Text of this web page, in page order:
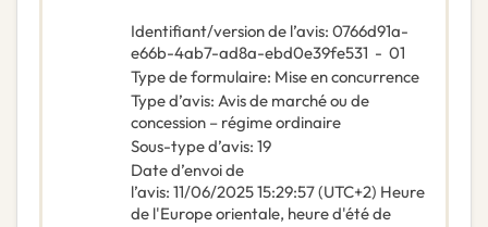
Identifiant/version de l’avis: 0766d91a-
e66b-4ab7-ad8a-ebd0e39fe531 - 01
Type de formulaire: Mise en concurrence
Type d’avis: Avis de marché ou de
concession – régime ordinaire
Sous-type d’avis: 19
Date d’envoi de
l’avis: 11/06/202515:29:57 (UTC+2) Heure
de l'Europe orientale, heure d'été de